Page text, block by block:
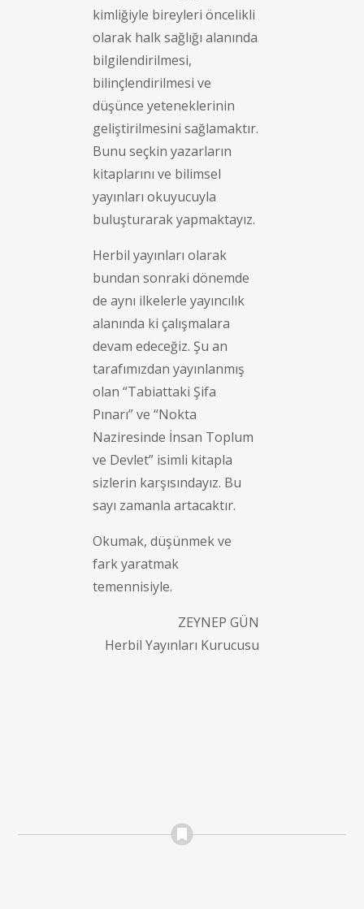
kimliğiyle bireyleri öncelikli
olarak halk sağlığı alanında
bilgilendirilmesi,
bilinçlendirilmesi ve
düşünce yeteneklerinin
geliştirilmesini sağlamaktır.
Bunu seçkin yazarların
kitaplarını ve bilimsel
yayınları okuyucuyla
buluşturarak yapmaktayız.
Herbil yayınları olarak
bundan sonraki dönemde
de aynı ilkelerle yayıncılık
alanında ki çalışmalara
devam edeceğiz. Şu an
tarafımızdan yayınlanmış
olan “Tabiattaki Şifa
Pınarı” ve “Nokta
Naziresinde İnsan Toplum
ve Devlet” isimli kitapla
sizlerin karşısındayız. Bu
sayı zamanla artacaktır.
Okumak, düşünmek ve
fark yaratmak
temennisiyle.
ZEYNEP GÜN
Herbil Yayınları Kurucusu